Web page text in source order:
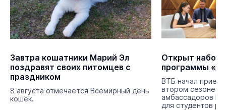
Завтра кошатники Марий Эл
поздравят своих питомцев с
праздником
8 августа отмечается Всемирный день
кошек.
Открыт набор
программы
ВТБ начал прием
втором сезоне
амбассадоров
для студентов